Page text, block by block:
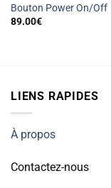
Bouton Power On/Off
89.00€
LIENS RAPIDES
À propos
Contactez-nous